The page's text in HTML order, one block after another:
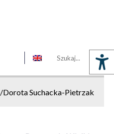
/Dorota Suchacka-Pietrzak